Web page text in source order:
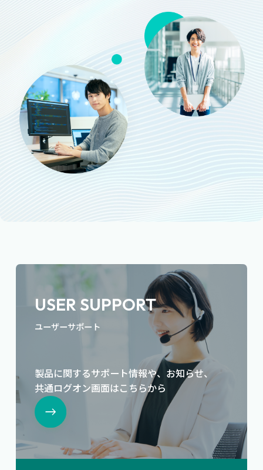
USER SUPPORT
ユーザーサポート
製品に関するサポート情報や、お知らせ、
共通ログオン画面はこちらから